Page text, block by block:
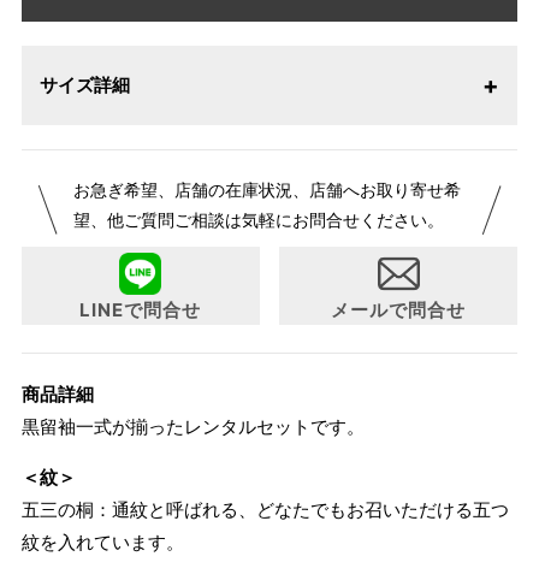
サイズ詳細
お急ぎ希望、店舗の在庫状況、店舗へお取り寄せ希
望、他ご質問ご相談は気軽にお問合せください。
LINEで問合せ メールで問合せ
商品詳細
黒留袖一式が揃ったレンタルセットです。
＜紋＞
五三の桐：通紋と呼ばれる、どなたでもお召いただける五つ
紋を入れています。